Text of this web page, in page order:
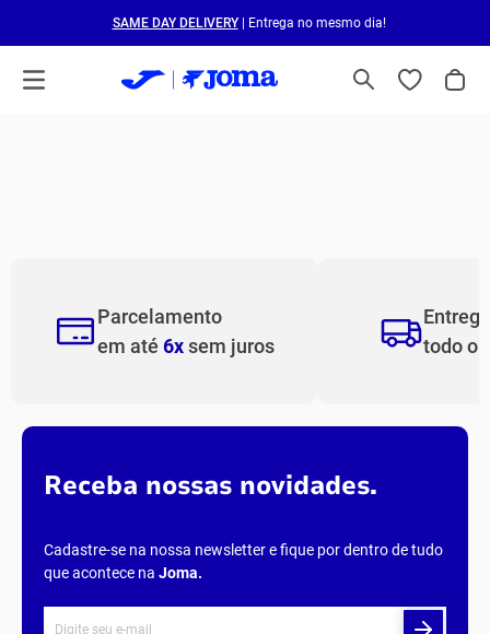
SAME DAY DELIVERY| Entrega no mesmo dia!
Parcelamento
em até 6xsem juros
todo o
Receba nossas novidades.
Cadastre-se na nossa newsletter e fique por dentro de tudo
que acontece na Joma.